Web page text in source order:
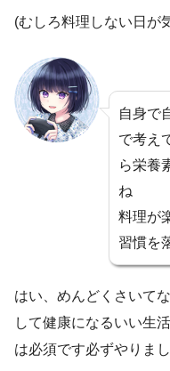
(むしろ料理しない日が
自身で
で考え
ら栄養
ね
料理が
習慣を
はい、めんどくさいて
して健康になるいい生
は必須です必ずやりまし